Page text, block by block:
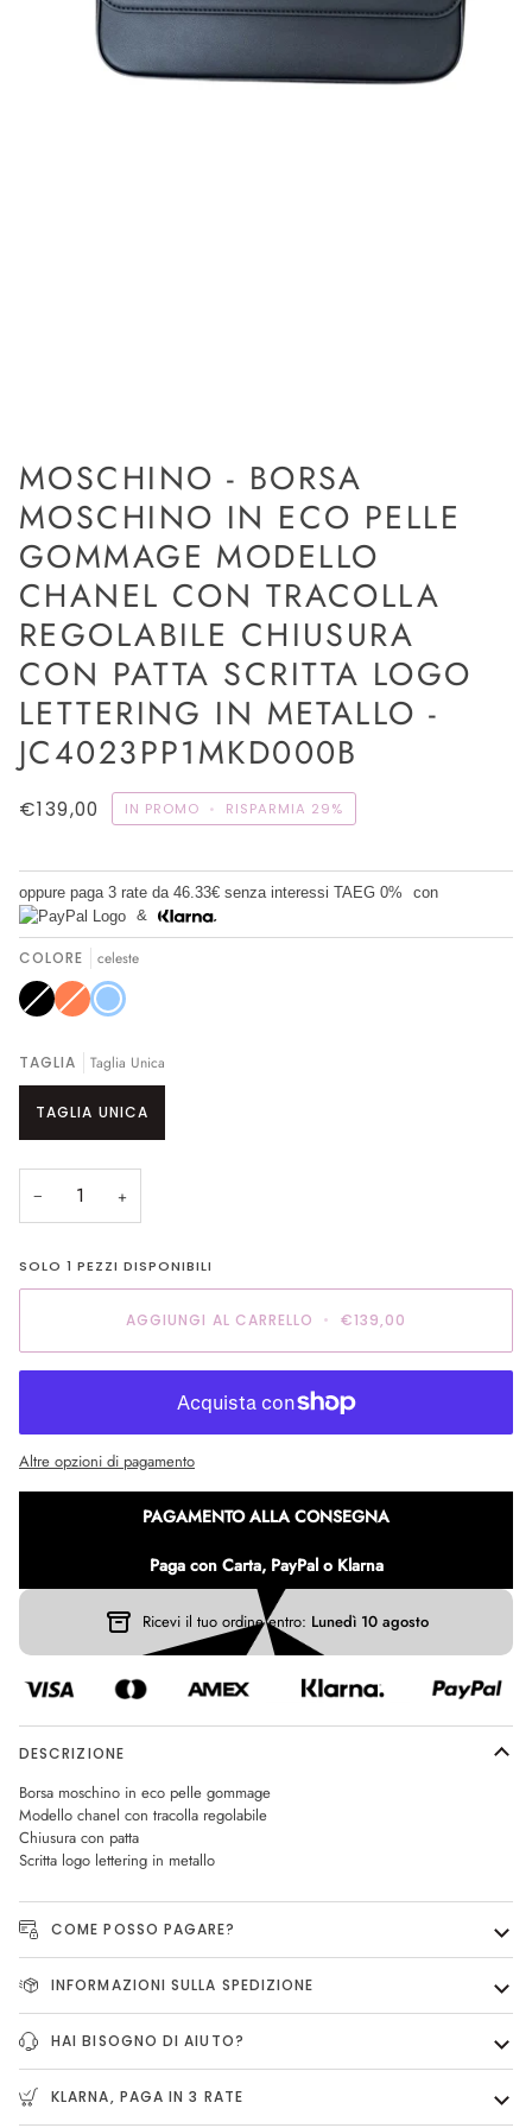
MOSCHINO - BORSA
MOSCHINO IN ECO PELLE
GOMMAGE MODELLO
CHANEL CON TRACOLLA
REGOLABILE CHIUSURA
CON PATTA SCRITTA LOGO
LETTERING IN METALLO -
JC4023PP1MKD000B
€139,00 IN PROMO • RISPARMIA 29%
oppure paga 3 rate da 46.33€ senza interessi TAEG 0%
con
&
COLORE celeste
Nero
Variante
esaurita
o
disponibile
corallo
Variante
esaurita
o
disponibile
celeste
TAGLIA Taglia Unica
TAGLIA UNICA
− +
SOLO1 PEZZI DISPONIBILI
AGGIUNGI AL CARRELLO • €139,00
Altre opzioni di pagamento
PAGAMENTO ALLA CONSEGNA
Paga con Carta, PayPal o Klarna
Ricevi il tuo ordine entro: Lunedì 10 agosto
DESCRIZIONE
Borsa moschino in eco pelle gommage
Modello chanel con tracolla regolabile
Chiusura con patta
Scritta logo lettering in metallo
COME POSSO PAGARE?
INFORMAZIONI SULLA SPEDIZIONE
HAI BISOGNO DI AIUTO?
KLARNA, PAGA IN 3 RATE